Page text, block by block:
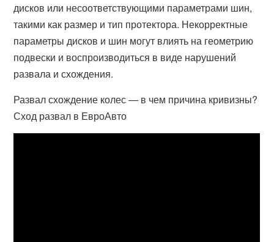
дисков или несоответствующими параметрами шин,
такими как размер и тип протектора. Некорректные
параметры дисков и шин могут влиять на геометрию
подвески и воспроизводиться в виде нарушений
развала и схождения.
Развал схождение колес — в чем причина кривизны?
Сход развал в ЕвроАвто